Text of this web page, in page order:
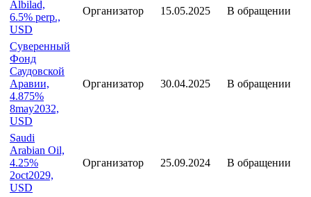
Albilad,
6.5% perp.,
USD
Организатор 15.05.2025 В обращении
Суверенный
Фонд
Саудовской
Аравии,
4.875%
8may2032,
USD
Организатор 30.04.2025 В обращении
Saudi
Arabian Oil,
4.25%
2oct2029,
USD
Организатор 25.09.2024 В обращении